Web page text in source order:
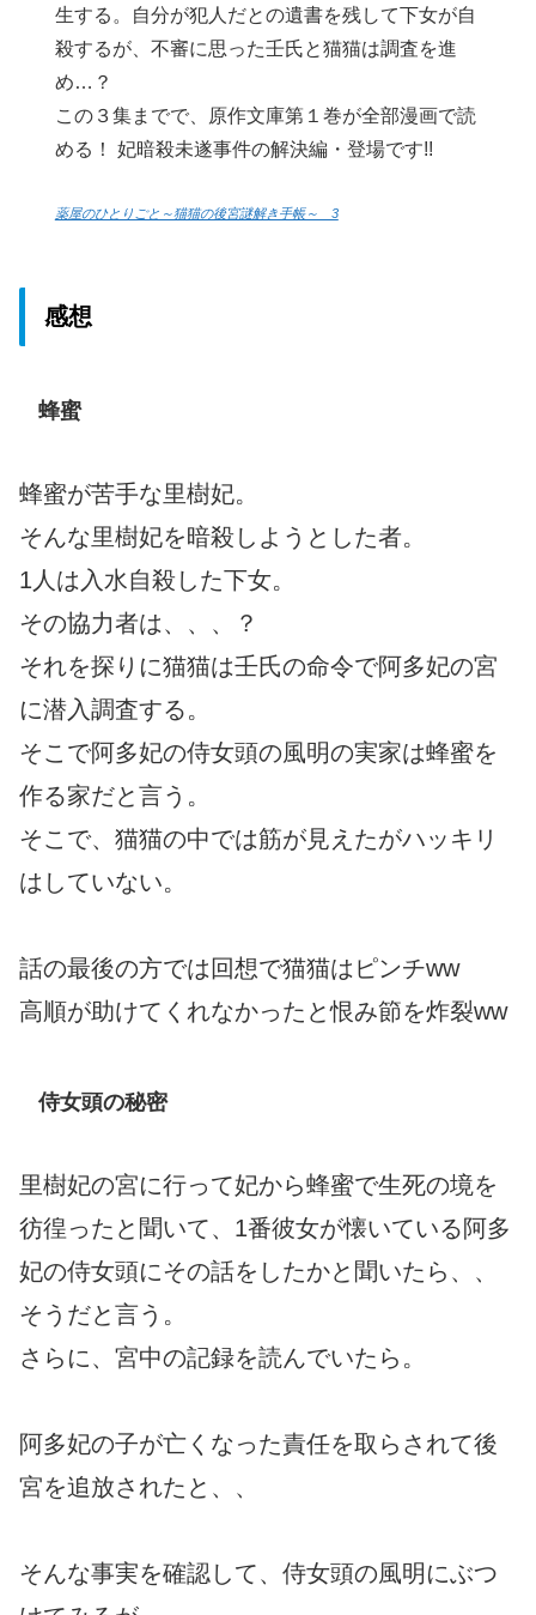
生する。自分が犯人だとの遺書を残して下女が自
殺するが、不審に思った壬氏と猫猫は調査を進
め…？
この３集までで、原作文庫第１巻が全部漫画で読
める！ 妃暗殺未遂事件の解決編・登場です!!
薬屋のひとりごと～猫猫の後宮謎解き手帳～ 3
感想
蜂蜜
蜂蜜が苦手な里樹妃。
そんな里樹妃を暗殺しようとした者。
1人は入水自殺した下女。
その協力者は、、、？
それを探りに猫猫は壬氏の命令で阿多妃の宮
に潜入調査する。
そこで阿多妃の侍女頭の風明の実家は蜂蜜を
作る家だと言う。
そこで、猫猫の中では筋が見えたがハッキリ
はしていない。
話の最後の方では回想で猫猫はピンチww
高順が助けてくれなかったと恨み節を炸裂ww
侍女頭の秘密
里樹妃の宮に行って妃から蜂蜜で生死の境を
彷徨ったと聞いて、1番彼女が懐いている阿多
妃の侍女頭にその話をしたかと聞いたら、、
そうだと言う。
さらに、宮中の記録を読んでいたら。
阿多妃の子が亡くなった責任を取らされて後
宮を追放されたと、、
そんな事実を確認して、侍女頭の風明にぶつ